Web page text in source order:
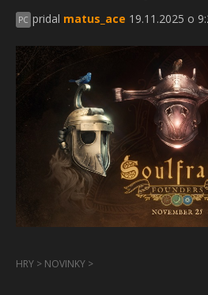
PC pridal matus_ace 19.11.2025 o
HRY > NOVINKY >